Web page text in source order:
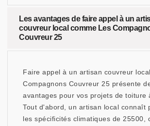
Les avantages de faire appel à un
couvreur local comme Les
Couvreur 25
Faire appel à un artisan couvreur
Compagnons Couvreur 25 présente
avantages pour vos projets de toiture
Tout d'abord, un artisan local connaît
les spécificités climatiques de 25500,